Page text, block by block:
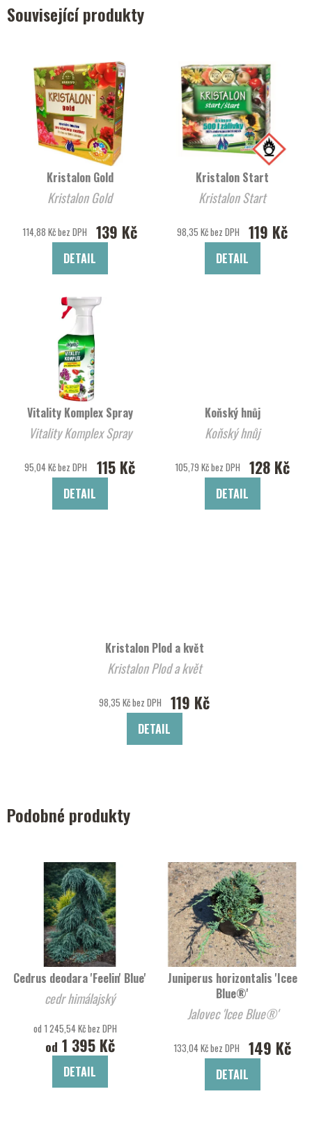
Související produkty
Kristalon Gold
Kristalon Gold
114,88 Kč bez DPH 139 Kč
DETAIL
Kristalon Start
Kristalon Start
98,35 Kč bez DPH 119 Kč
DETAIL
Vitality Komplex Spray
Vitality Komplex Spray
95,04 Kč bez DPH 115 Kč
DETAIL
Koňský hnůj
Koňský hnůj
105,79 Kč bez DPH 128 Kč
DETAIL
Kristalon Plod a květ
Kristalon Plod a květ
98,35 Kč bez DPH 119 Kč
DETAIL
Podobné produkty
Cedrus deodara 'Feelin' Blue'
cedr himálajský
od 1 245,54 Kč bez DPH
od 1 395 Kč
DETAIL
Juniperus horizontalis 'Icee
Blue®'
Jalovec 'Icee Blue®'
133,04 Kč bez DPH 149 Kč
DETAIL